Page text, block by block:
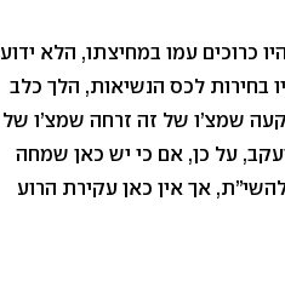
כרוכים עמו במחיצתו, הלא ידוע
אחר תחתיו, וכבר הכריזו באיראן שתוך 50 יום יהיו בחירות לכס הנשיאות, הלך כלב
שמצ’ו של זה זרחה שמצ’ו של
על כן, אם כי יש כאן שמחה
אך אין כאן עקירת הרוע